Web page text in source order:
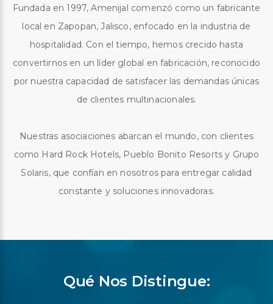
Fundada en 1997, Amenijal comenzó como un fabricante
local en Zapopan, Jalisco, enfocado en la industria de
hospitalidad. Con el tiempo, hemos crecido hasta
convertirnos en un líder global en fabricación, reconocido
por nuestra capacidad de satisfacer las demandas únicas
de clientes multinacionales.
Nuestras asociaciones abarcan el mundo, con clientes
como Hard Rock Hotels, Pueblo Bonito Resorts y Grupo
Solaris, que confían en nosotros para entregar calidad
constante y soluciones innovadoras.
Qué Nos Distingue: